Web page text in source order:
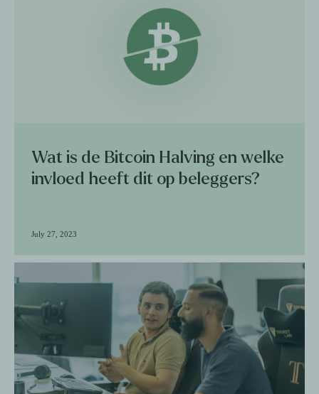
Wat is de Bitcoin Halving en welke
invloed heeft dit op beleggers?
July 27, 2023